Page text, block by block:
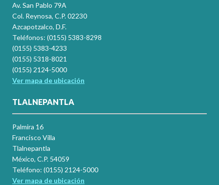
Av. San Pablo 79A
Col. Reynosa, C.P. 02230
Azcapotzalco, D.F.
Teléfonos: (0155) 5383-8298
(0155) 5383-4233
(0155) 5318-8021
(0155) 2124-5000
Ver mapa de ubicación
TLALNEPANTLA
Palmira 16
Francisco Villa
Tlalnepantla
México, C.P. 54059
Teléfono: (0155) 2124-5000
Ver mapa de ubicación